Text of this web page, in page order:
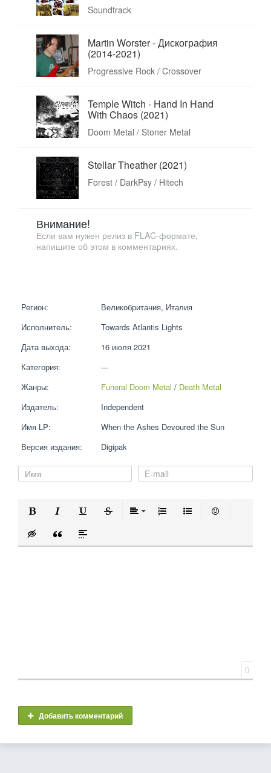
Soundtrack
Martin Worster - Дискография
(2014-2021)
Progressive Rock / Crossover
Temple Witch - Hand In Hand
With Chaos (2021)
Doom Metal / Stoner Metal
Stellar Theather (2021)
Forest / DarkPsy / Hitech
Внимание!
Если вам нужен релиз в FLAC-формате,
напишите об этом в комментариях.
Регион:
Великобритания, Италия
Исполнитель:
Towards Atlantis Lights
Дата выхода:
16 июля 2021
Категория:
---
Жанры:
Funeral Doom Metal / Death Metal
Издатель:
Independent
Имя LP:
When the Ashes Devoured the Sun
Версия издания:
Digipak
Вставка скрытого текста
Вставка цитаты
Вставка спойлера
0
Добавить комментарий